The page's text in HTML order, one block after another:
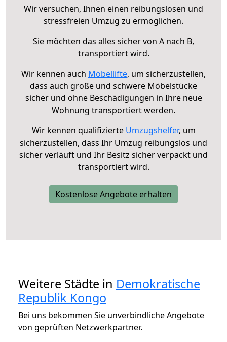
Wir versuchen, Ihnen einen reibungslosen und
stressfreien Umzug zu ermöglichen.
Sie möchten das alles sicher von A nach B,
transportiert wird.
Wir kennen auch Möbellifte, um sicherzustellen,
dass auch große und schwere Möbelstücke
sicher und ohne Beschädigungen in Ihre neue
Wohnung transportiert werden.
Wir kennen qualifizierte Umzugshelfer, um
sicherzustellen, dass Ihr Umzug reibungslos und
sicher verläuft und Ihr Besitz sicher verpackt und
transportiert wird.
Kostenlose Angebote erhalten
Weitere Städte in Demokratische
Republik Kongo
Bei uns bekommen Sie unverbindliche Angebote
von geprüften Netzwerkpartner.